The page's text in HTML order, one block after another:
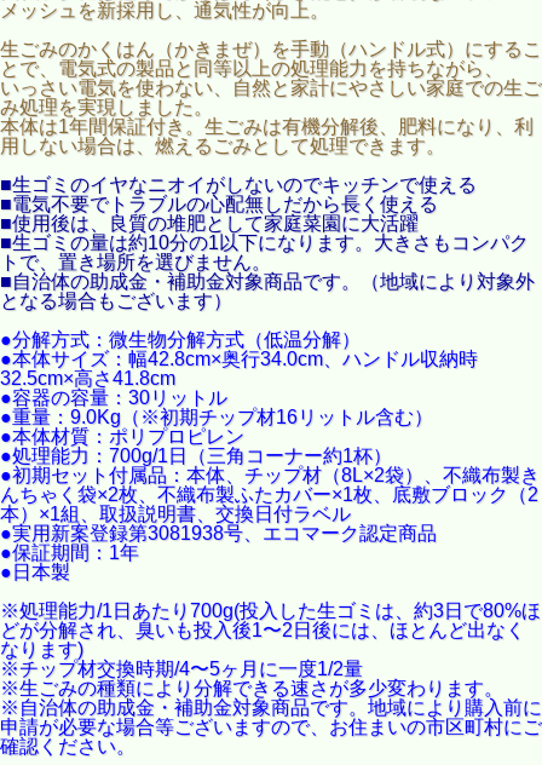
メッシュを新採用し、通気性が向上。
生ごみのかくはん（かきまぜ）を手動（ハンドル式）にするこ
とで、電気式の製品と同等以上の処理能力を持ちながら、
いっさい電気を使わない、自然と家計にやさしい家庭での生ご
み処理を実現しました。
本体は1年間保証付き。生ごみは有機分解後、肥料になり、利
用しない場合は、燃えるごみとして処理できます。
■生ゴミのイヤなニオイがしないのでキッチンで使える
■電気不要でトラブルの心配無しだから長く使える
■使用後は、良質の堆肥として家庭菜園に大活躍
■生ゴミの量は約10分の1以下になります。大きさもコンパク
トで、置き場所を選びません。
■自治体の助成金・補助金対象商品です。（地域により対象外
となる場合もございます）
●分解方式：微生物分解方式（低温分解）
●本体サイズ：幅42.8cm×奥行34.0cm、ハンドル収納時
32.5cm×高さ41.8cm
●容器の容量：30リットル
●重量：9.0Kg（※初期チップ材16リットル含む）
●本体材質：ポリプロピレン
●処理能力：700g/1日（三角コーナー約1杯）
●初期セット付属品：本体、チップ材（8L×2袋）、不織布製き
んちゃく袋×2枚、不織布製ふたカバー×1枚、底敷ブロック（2
本）×1組、取扱説明書、交換日付ラベル
●実用新案登録第3081938号、エコマーク認定商品
●保証期間：1年
●日本製
※処理能力/1日あたり700g(投入した生ゴミは、約3日で80%ほ
どが分解され、臭いも投入後1〜2日後には、ほとんど出なく
なります)
※チップ材交換時期/4〜5ヶ月に一度1/2量
※生ごみの種類により分解できる速さが多少変わります。
※自治体の助成金・補助金対象商品です。地域により購入前に
申請が必要な場合等ございますので、お住まいの市区町村にご
確認ください。